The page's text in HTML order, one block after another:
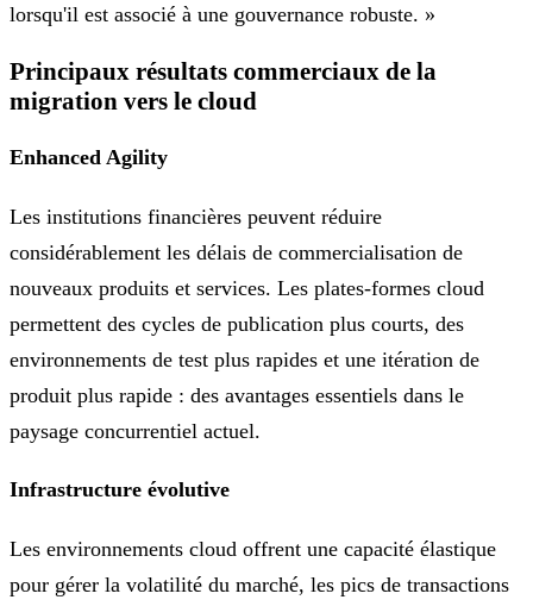
lorsqu'il est associé à une gouvernance robuste. »
Principaux résultats commerciaux de la
migration vers le cloud
Enhanced Agility
Les institutions financières peuvent réduire
considérablement les délais de commercialisation de
nouveaux produits et services. Les plates-formes cloud
permettent des cycles de publication plus courts, des
environnements de test plus rapides et une itération de
produit plus rapide : des avantages essentiels dans le
paysage concurrentiel actuel.
Infrastructure évolutive
Les environnements cloud offrent une capacité élastique
pour gérer la volatilité du marché, les pics de transactions